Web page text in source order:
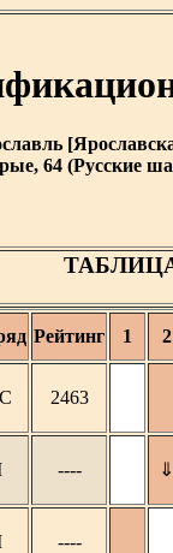
64 (Русские
Рейтинг 1 2
2463
---- ⇓
----